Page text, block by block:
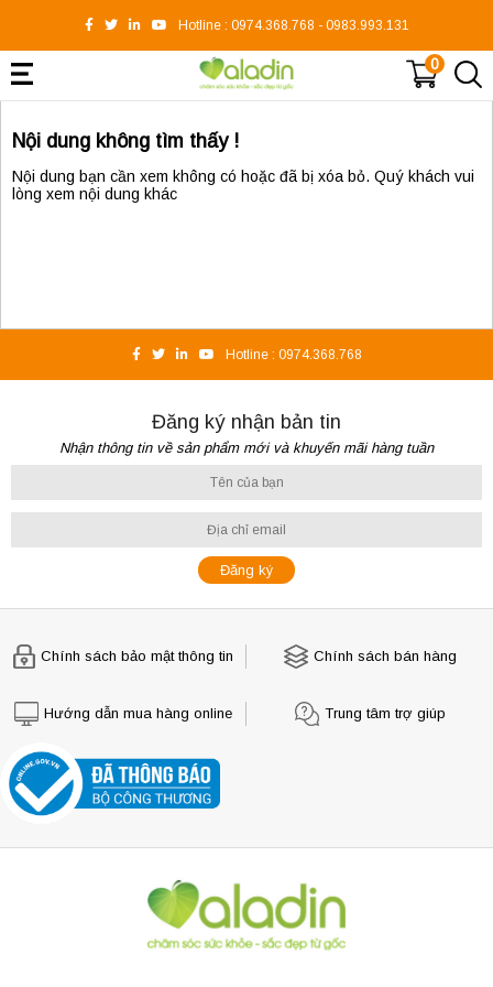
Hotline : 0974.368.768 - 0983.993.131
0
Nội dung không tìm thấy !
Nội dung bạn cần xem không có hoặc đã bị xóa bỏ. Quý khách vui
lòng xem nội dung khác
Hotline : 0974.368.768
Đăng ký nhận bản tin
Nhận thông tin về sản phẩm mới và khuyến mãi hàng tuần
Chính sách bảo mật thông tin Chính sách bán hàng
Hướng dẫn mua hàng online Trung tâm trợ giúp